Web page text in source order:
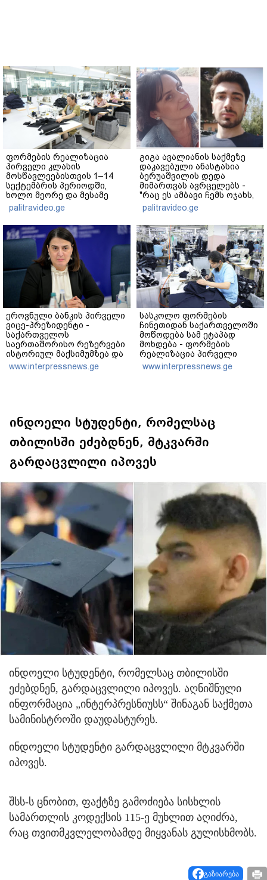
ფორმების რეალიზაცია
პირველი კლასის
მოსწავლეებისთვის 1–14
სექტემბრის პერიოდში,
ხოლო მეორე და მესამე
ეტაპებზე...
palitravideo.ge
გიგა ავალიანის საქმეზე
დაკავებული ანასტასია
ბერუაშვილის დედა
მიმართვას ავრცელებს -
"რაც ეს ამბავი ჩემს ოჯახს,
ჩემს ანასტასიას გადახდა
თავს, მის მერე მე მე არ
ვარ"
palitravideo.ge
ეროვნული ბანკის პირველი
ვიცე-პრეზიდენტი -
საქართველოს
საერთაშორისო რეზერვები
ისტორიულ მაქსიმუმზეა და
7.5 მილიარდ აშშ დოლარს
აღემატება
www.interpressnews.ge
სასკოლო ფორმების
ჩინეთიდან საქართველოში
მოწოდება სამ ეტაპად
მოხდება - ფორმების
რეალიზაცია პირველი
კლასის მოსწავლეებისთვის
1–14 სექტემბრის
განხორციელდება
www.interpressnews.ge
ინდოელი სტუდენტი, რომელსაც
თბილისში ეძებდნენ, მტკვარში
გარდაცვლილი იპოვეს
ინდოელი სტუდენტი, რომელსაც თბილისში
ეძებდნენ, გარდაცვლილი იპოვეს. აღნიშნული
ინფორმაცია „ინტერპრესნიუსს“ შინაგან საქმეთა
სამინისტროში დაუდასტურეს.
ინდოელი სტუდენტი გარდაცვლილი მტკვარში
იპოვეს.
შსს-ს ცნობით, ფაქტზე გამოძიება სისხლის
სამართლის კოდექსის 115-ე მუხლით აღიძრა,
რაც თვითმკვლელობამდე მიყვანას გულისხმობს.
გაზიარება